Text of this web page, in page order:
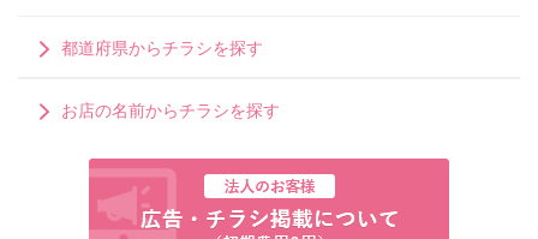
都道府県からチラシを探す
お店の名前からチラシを探す